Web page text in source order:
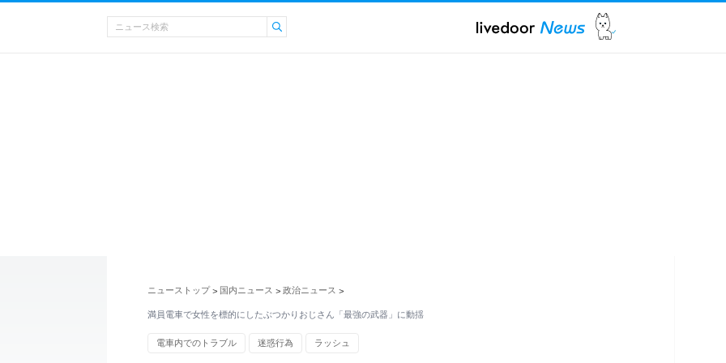
ニューストップ > 国内ニュース > 政治ニュース >
満員電車で女性を標的にしたぶつかりおじさん「最強の武器」に動揺
電車内でのトラブル 迷惑行為 ラッシュ